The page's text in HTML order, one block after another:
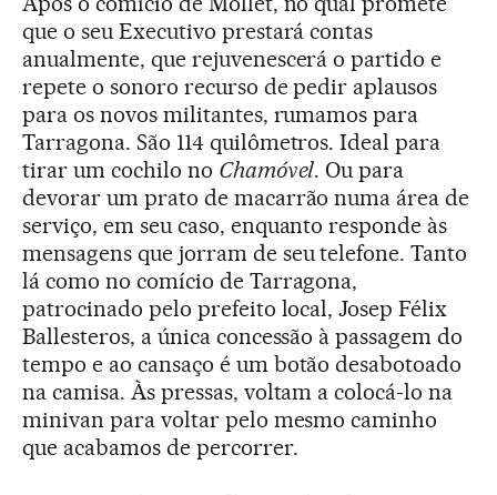
que o seu Executivo prestará contas
anualmente, que rejuvenescerá o partido e
repete o sonoro recurso de pedir aplausos
para os novos militantes, rumamos para
Tarragona. São 114 quilômetros. Ideal para
tirar um cochilo no Chamóvel. Ou para
devorar um prato de macarrão numa área de
serviço, em seu caso, enquanto responde às
mensagens que jorram de seu telefone. Tanto
lá como no comício de Tarragona,
patrocinado pelo prefeito local, Josep Félix
Ballesteros, a única concessão à passagem do
tempo e ao cansaço é um botão desabotoado
na camisa. Às pressas, voltam a colocá-lo na
minivan para voltar pelo mesmo caminho
que acabamos de percorrer.